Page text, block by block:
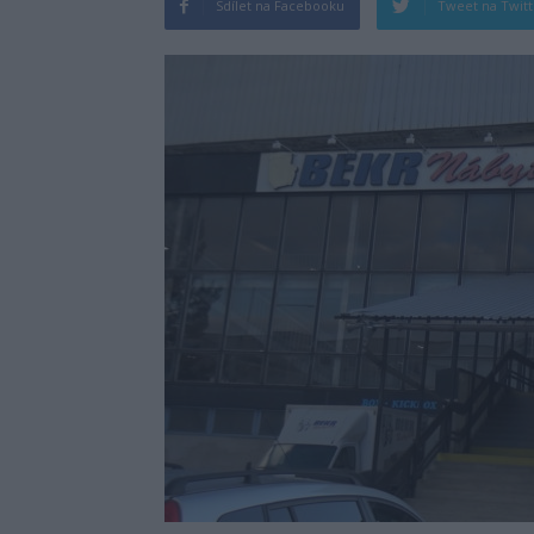
Sdílet na Facebooku Tweet na